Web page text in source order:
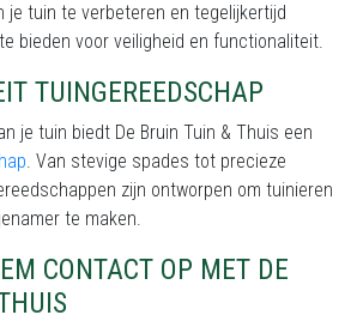
je tuin te verbeteren en tegelijkertijd
bieden voor veiligheid en functionaliteit.
TUINGEREEDSCHAP
je tuin biedt De Bruin Tuin & Thuis een
. Van stevige spades tot precieze
zijn ontworpen om tuinieren
te maken.
CONTACT OP MET DE